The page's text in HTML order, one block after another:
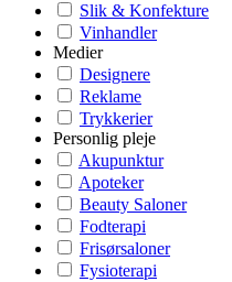
Slik & Konfekture
Vinhandler
Medier
Designere
Reklame
Trykkerier
Personlig pleje
Akupunktur
Apoteker
Beauty Saloner
Fodterapi
Frisørsaloner
Fysioterapi